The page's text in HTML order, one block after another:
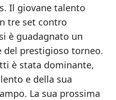
Il giovane talento
tre set contro
è guadagnato un
prestigioso torneo.
è stata dominante,
e della sua
La sua prossima